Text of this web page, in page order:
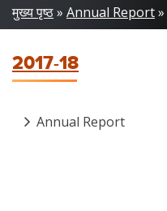
Breadcrumb
मुख्य पृष्ठ Annual Report
2017-18
Annual Report